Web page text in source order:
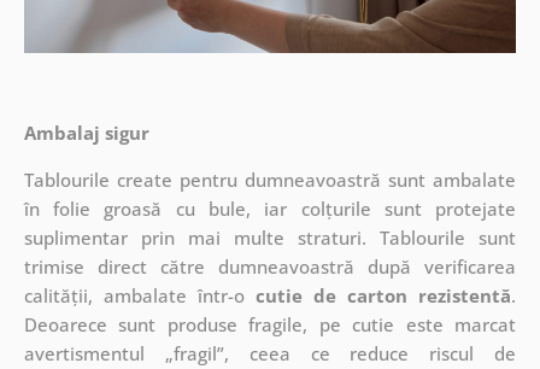
Ambalaj sigur
Tablourile create pentru dumneavoastră sunt ambalate
în folie groasă cu bule, iar colțurile sunt protejate
suplimentar prin mai multe straturi.Tablourile sunt
trimise direct către dumneavoastră după verificarea
calității, ambalate într-o cutie de carton rezistentă.
Deoarece sunt produse fragile, pe cutie este marcat
avertismentul „fragil”, ceea ce reduce riscul de